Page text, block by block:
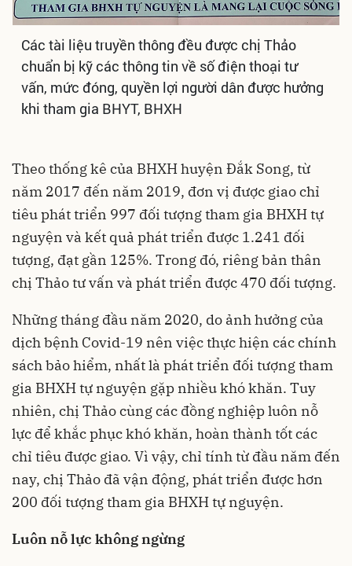
Các tài liệu truyền thông đều được chị Thảo
chuẩn bị kỹ các thông tin về số điện thoại tư
vấn, mức đóng, quyền lợi người dân được hưởng
khi tham gia BHYT, BHXH
Theo thống kê của BHXH huyện Đắk Song, từ
năm 2017 đến năm 2019, đơn vị được giao chỉ
tiêu phát triển 997 đối tượng tham gia BHXH tự
nguyện và kết quả phát triển được 1.241 đối
tượng, đạt gần 125%. Trong đó, riêng bản thân
chị Thảo tư vấn và phát triển được 470 đối tượng.
Những tháng đầu năm 2020, do ảnh hưởng của
dịch bệnh Covid-19 nên việc thực hiện các chính
sách bảo hiểm, nhất là phát triển đối tượng tham
gia BHXH tự nguyện gặp nhiều khó khăn. Tuy
nhiên, chị Thảo cùng các đồng nghiệp luôn nỗ
lực để khắc phục khó khăn, hoàn thành tốt các
chỉ tiêu được giao. Vì vậy, chỉ tính từ đầu năm đến
nay, chị Thảo đã vận động, phát triển được hơn
200 đối tượng tham gia BHXH tự nguyện.
Luôn nỗ lực không ngừng